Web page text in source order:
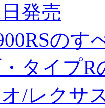
発売
のす
タイプR
/レクサ